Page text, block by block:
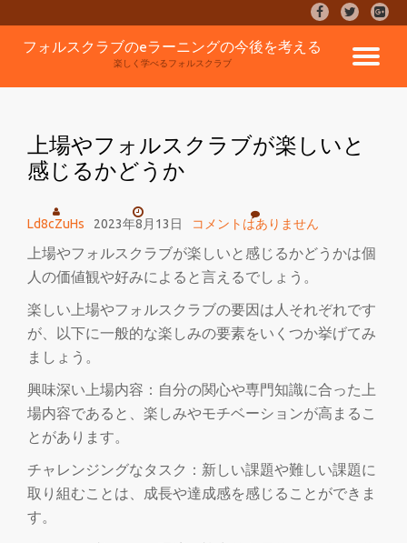
fa-
facebook
fa-
twitter
fa-
plus-
square
ナ
シ
ン
切
り
替
フォルスクラブのeラーニングの今後を考える
楽しく学べるフォルスクラブ
上場やフォルスクラブが楽しいと
感じるかどうか
Ld8cZuHs 2023年8月13日 コメントはありません
上場やフォルスクラブが楽しいと感じるかどうかは個
人の価値観や好みによると言えるでしょう。
楽しい上場やフォルスクラブの要因は人それぞれです
が、以下に一般的な楽しみの要素をいくつか挙げてみ
ましょう。
興味深い上場内容：自分の関心や専門知識に合った上
場内容であると、楽しみやモチベーションが高まるこ
とがあります。
チャレンジングなタスク：新しい課題や難しい課題に
取り組むことは、成長や達成感を感じることができま
す。